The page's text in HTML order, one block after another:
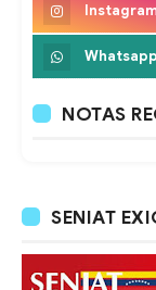
Whatsapp
NOTAS
SENIAT